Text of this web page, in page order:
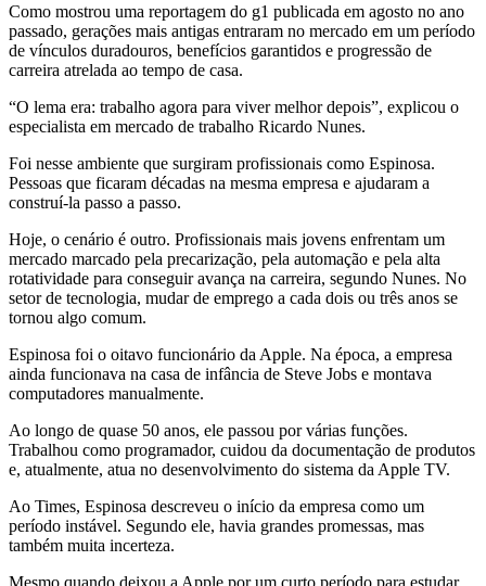
Como mostrou uma reportagem do g1 publicada em agosto no ano
passado, gerações mais antigas entraram no mercado em um período
de vínculos duradouros, benefícios garantidos e progressão de
carreira atrelada ao tempo de casa.
“O lema era: trabalho agora para viver melhor depois”, explicou o
especialista em mercado de trabalho Ricardo Nunes.
Foi nesse ambiente que surgiram profissionais como Espinosa.
Pessoas que ficaram décadas na mesma empresa e ajudaram a
construí-la passo a passo.
Hoje, o cenário é outro. Profissionais mais jovens enfrentam um
mercado marcado pela precarização, pela automação e pela alta
rotatividade para conseguir avança na carreira, segundo Nunes. No
setor de tecnologia, mudar de emprego a cada dois ou três anos se
tornou algo comum.
Espinosa foi o oitavo funcionário da Apple. Na época, a empresa
ainda funcionava na casa de infância de Steve Jobs e montava
computadores manualmente.
Ao longo de quase 50 anos, ele passou por várias funções.
Trabalhou como programador, cuidou da documentação de produtos
e, atualmente, atua no desenvolvimento do sistema da Apple TV.
Ao Times, Espinosa descreveu o início da empresa como um
período instável. Segundo ele, havia grandes promessas, mas
também muita incerteza.
Mesmo quando deixou a Apple por um curto período para estudar